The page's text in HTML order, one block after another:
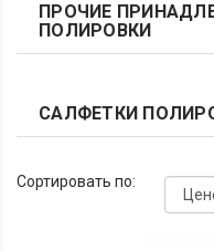
ПРОЧИЕ
ПОЛИРОВКИ
САЛФЕТКИ
Сортировать по: